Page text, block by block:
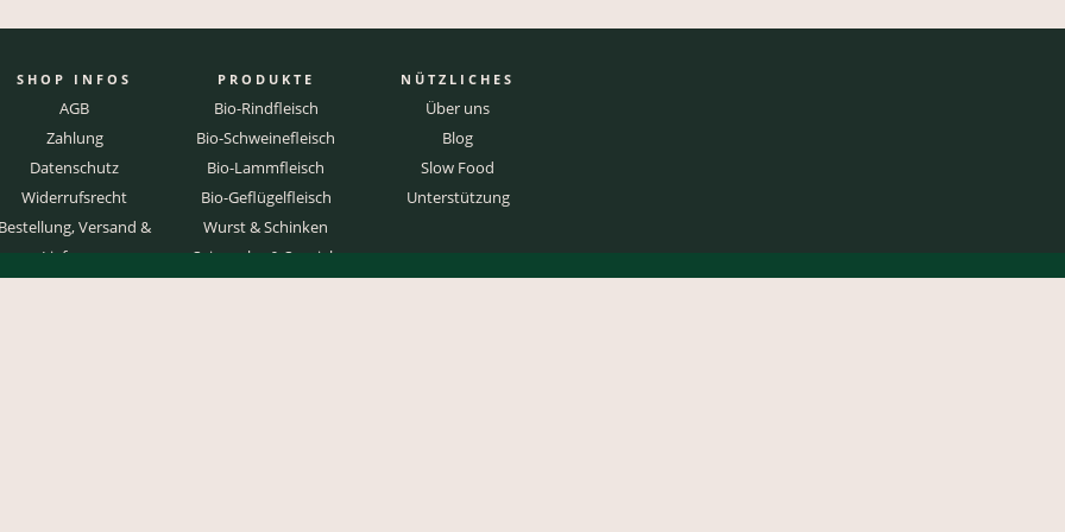
SHOP INFOS
AGB
Zahlung
Datenschutz
Widerrufsrecht
Bestellung, Versand &
Lieferung
PRODUKTE
Bio-Rindfleisch
Bio-Schweinefleisch
Bio-Lammfleisch
Bio-Geflügelfleisch
Wurst & Schinken
Saisonales & Specials
NÜTZLICHES
Über uns
Blog
Slow Food
Unterstützung